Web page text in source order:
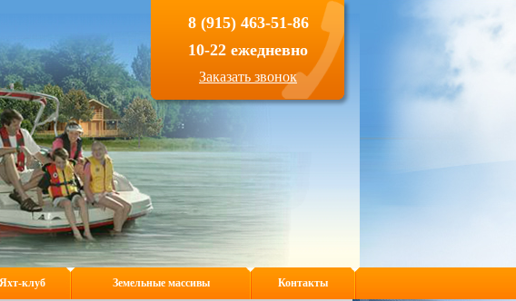
8 (915) 463-51-86
10-22 ежедневно
Заказать звонок
Яхт-клуб Земельные массивы Контакты